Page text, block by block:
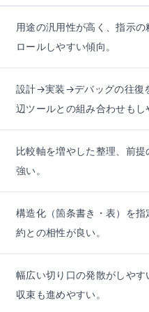
用途の汎用性が高く、指示
ロールしやすい傾向。
設計→実装→デバッグの往復
辺ツールとの組み合わせもし
比較軸を増やした整理、前
強い。
構造化（箇条書き・表）を
約との相性が良い。
幅広い切り口の発散がしや
収束も進めやすい。